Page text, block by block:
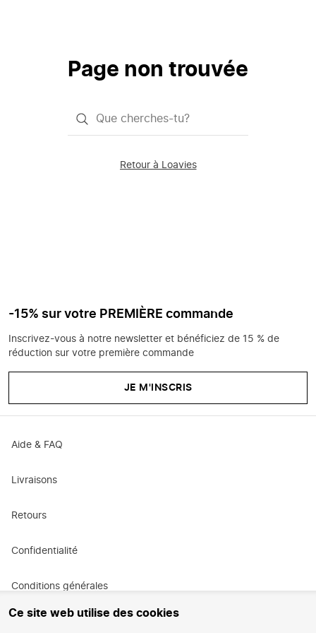
Ce site web utilise des cookies
Page non trouvée
Qu'est-
Retour à Loavies
-15% sur votre PREMIÈRE commande
Inscrivez-vous à notre newsletter et bénéficiez de 15 % de
réduction sur votre première commande
JE M'INSCRIS
Aide & FAQ
Livraisons
Retours
Confidentialité
Conditions générales